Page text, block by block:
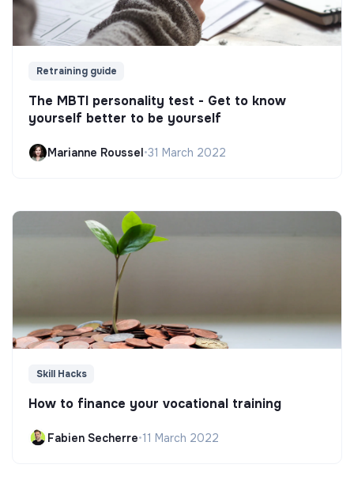
Retraining guide
The MBTI personality test - Get to know
yourself better to be yourself
Marianne Roussel•31 March 2022
Skill Hacks
How to finance your vocational training
Fabien Secherre•11 March 2022